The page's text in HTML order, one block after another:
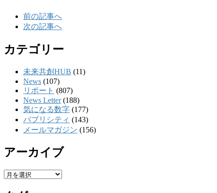
前の記事へ
次の記事へ
カテゴリー
未来共創HUB (11)
News (107)
リポート (807)
News Letter(188)
気になる数字 (177)
パブリシティ (143)
メールマガジン (156)
アーカイブ
ア